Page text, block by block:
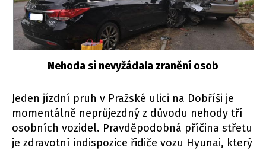
Nehoda si nevyžádala zranění osob
Jeden jízdní pruh v Pražské ulici na Dobříši je
momentálně neprůjezdný z důvodu nehody tří
osobních vozidel. Pravděpodobná příčina střetu
je zdravotní indispozice řidiče vozu Hyunai, který